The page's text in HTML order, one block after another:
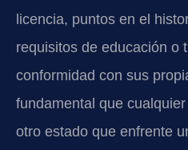
licencia, puntos en el
requisitos de educación
conformidad con sus
fundamental que
otro estado que enfrente